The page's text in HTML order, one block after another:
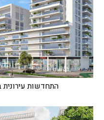
התחדשות עירונית